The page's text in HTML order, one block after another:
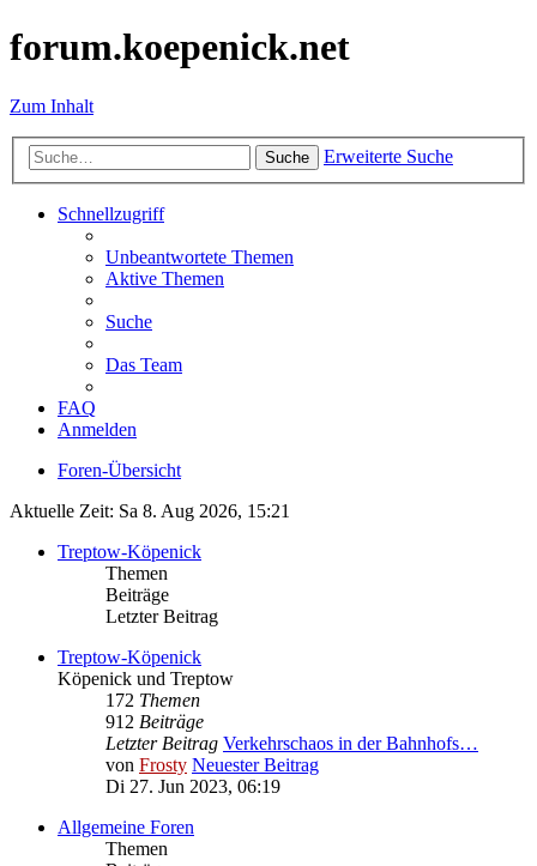
forum.koepenick.net
Zum Inhalt
Suche Erweiterte Suche
Schnellzugriff
Unbeantwortete Themen
Aktive Themen
Suche
Das Team
FAQ
Anmelden
Foren-Übersicht
Aktuelle Zeit: Sa 8. Aug 2026, 15:21
Treptow-Köpenick
Themen
Beiträge
Letzter Beitrag
Treptow-Köpenick
Köpenick und Treptow
172 Themen
912 Beiträge
Letzter Beitrag Verkehrschaos in der Bahnhofs…
von Frosty Neuester Beitrag
Di 27. Jun 2023, 06:19
Allgemeine Foren
Themen